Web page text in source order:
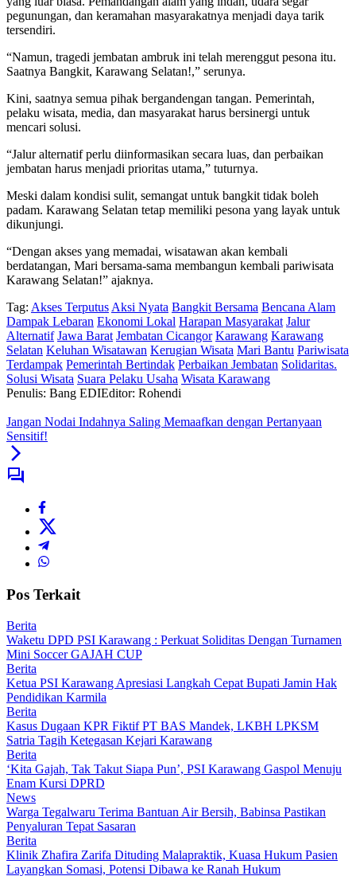
pegunungan, dan keramahan masyarakatnya menjadi daya tarik
tersendiri.
“Namun, tragedi jembatan ambruk ini telah merenggut pesona itu.
Saatnya Bangkit, Karawang Selatan!,” serunya.
Kini, saatnya semua pihak bergandengan tangan. Pemerintah,
pelaku wisata, media, dan masyarakat harus bersinergi untuk
mencari solusi.
“Jalur alternatif perlu diinformasikan secara luas, dan perbaikan
jembatan harus menjadi prioritas utama,” tuturnya.
Meski dalam kondisi sulit, semangat untuk bangkit tidak boleh
padam. Karawang Selatan tetap memiliki pesona yang layak untuk
dikunjungi.
“Dengan akses yang memadai, wisatawan akan kembali
berdatangan, Mari bersama-sama membangun kembali pariwisata
Karawang Selatan!” ajaknya.
Tag: Akses Terputus Aksi Nyata Bangkit Bersama Bencana Alam
Dampak Lebaran Ekonomi Lokal Harapan Masyarakat Jalur
Alternatif Jawa Barat Jembatan Cicangor Karawang Karawang
Selatan Keluhan Wisatawan Kerugian Wisata Mari Bantu Pariwisata
Terdampak Pemerintah Bertindak Perbaikan Jembatan Solidaritas.
Solusi Wisata Suara Pelaku Usaha Wisata Karawang
Penulis: Bang EDIEditor: Rohendi
Jangan Nodai Indahnya Saling Memaafkan dengan Pertanyaan
Sensitif!
Pos Terkait
Berita
Waketu DPD PSI Karawang : Perkuat Soliditas Dengan Turnamen
Mini Soccer GAJAH CUP
Berita
Ketua PSI Karawang Apresiasi Langkah Cepat Bupati Jamin Hak
Pendidikan Karmila
Berita
Kasus Dugaan KPR Fiktif PT BAS Mandek, LKBH LPKSM
Satria Tagih Ketegasan Kejari Karawang
Berita
‘Kita Gajah, Tak Takut Siapa Pun’, PSI Karawang Gaspol Menuju
Enam Kursi DPRD
News
Warga Tegalwaru Terima Bantuan Air Bersih, Babinsa Pastikan
Penyaluran Tepat Sasaran
Berita
Klinik Zhafira Zarifa Dituding Malapraktik, Kuasa Hukum Pasien
Layangkan Somasi, Potensi Dibawa ke Ranah Hukum